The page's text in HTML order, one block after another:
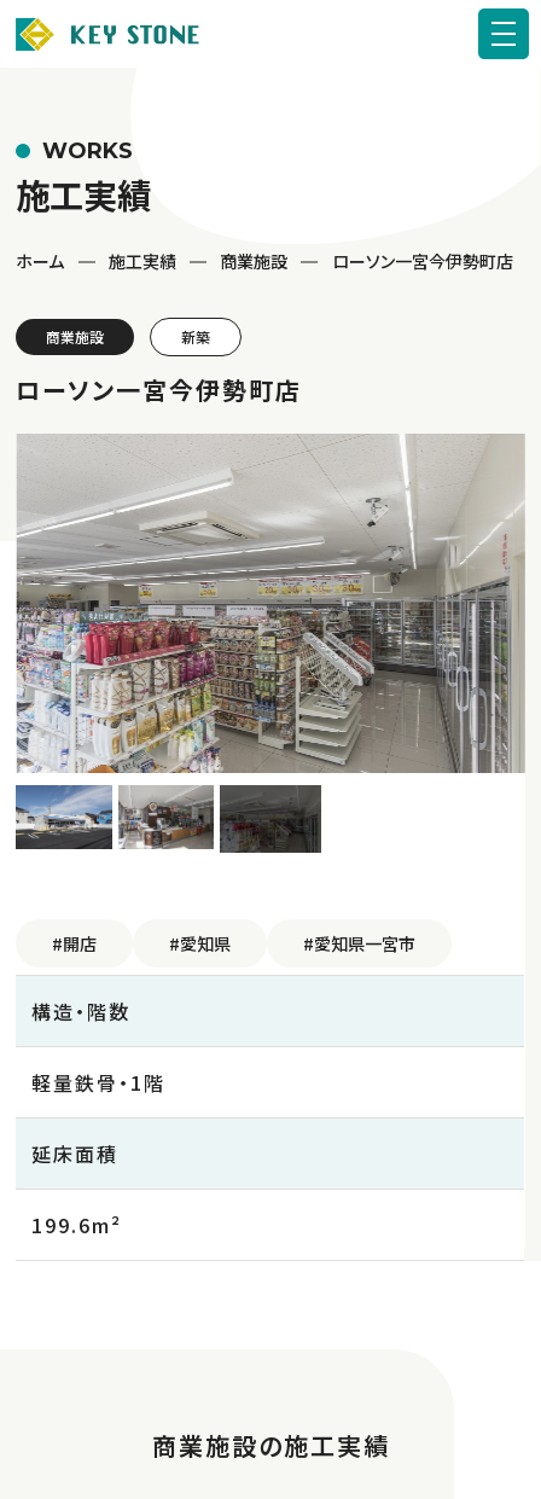
WORKS
施工実績
ホーム 施工実績 商業施設 ローソン一宮今伊勢町店
商業施設 新築
ローソン一宮今伊勢町店
構造・階数
軽量鉄骨・1階
延床面積
199.6m²
#開店 #愛知県 #愛知県一宮市
商業施設の施工実績